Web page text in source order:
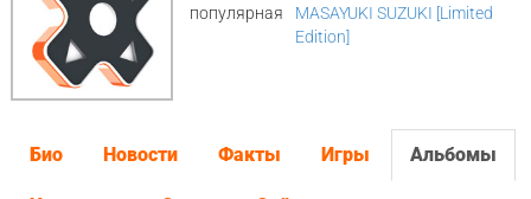
популярная
MASAYUKI SUZUKI [Limited
Edition]
Био Новости Факты Игры Альбомы